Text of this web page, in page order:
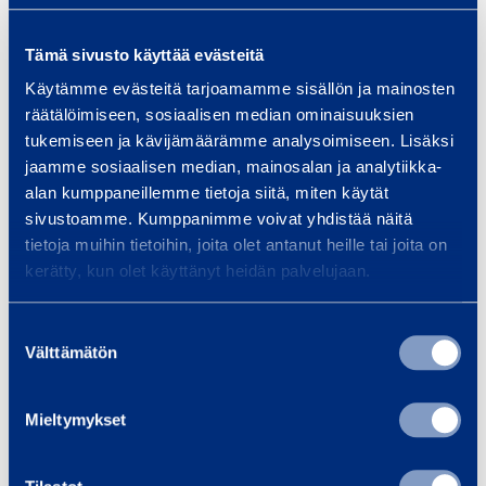
Tämä sivusto käyttää evästeitä
Käytämme evästeitä tarjoamamme sisällön ja mainosten
räätälöimiseen, sosiaalisen median ominaisuuksien
tukemiseen ja kävijämäärämme analysoimiseen. Lisäksi
jaamme sosiaalisen median, mainosalan ja analytiikka-
alan kumppaneillemme tietoja siitä, miten käytät
sivustoamme. Kumppanimme voivat yhdistää näitä
tietoja muihin tietoihin, joita olet antanut heille tai joita on
kerätty, kun olet käyttänyt heidän palvelujaan.
valinta
Välttämätön
Mieltymykset
Max load weight 3000 kg
Safety
Similar products